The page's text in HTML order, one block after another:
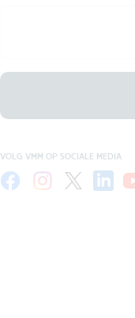
VOLG VMM OP SOCIALE MEDIA